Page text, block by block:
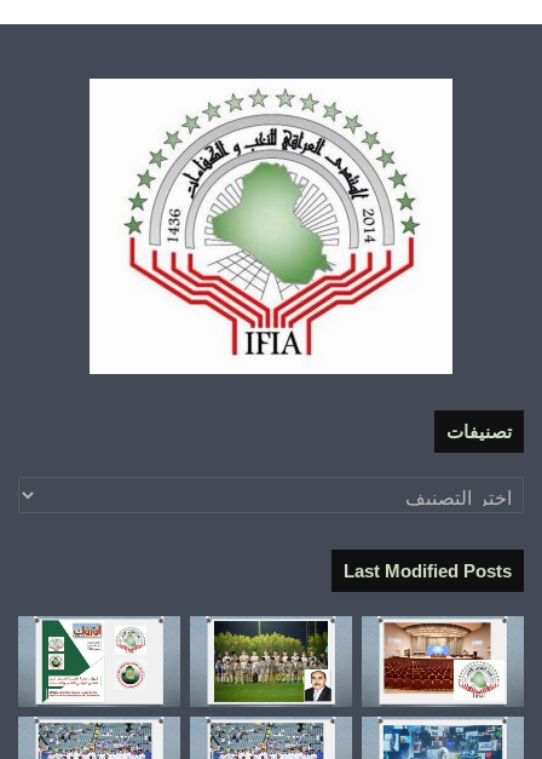
تصنيفات
تصنيفات
Last Modified Posts